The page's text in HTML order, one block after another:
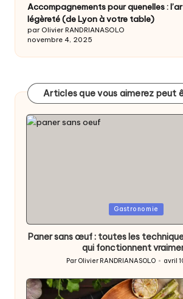
Accompagnements pour quenelles :
légèreté (de Lyon à votre table)
par Olivier RANDRIANASOLO
novembre 4, 2025
Articles que vous aimerez peut
Gastronomie
Paner sans œuf : toutes les
qui fonctionnent
Posted
Par Olivier RANDRIANASOLO avril